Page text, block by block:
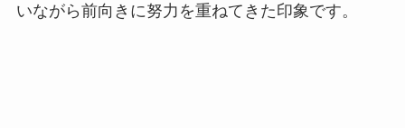
いながら前向きに努力を重ねてきた印象です。